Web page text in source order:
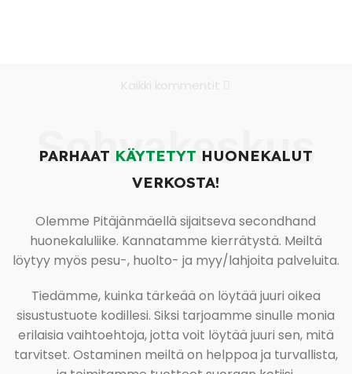
Sohvakeskus
PARHAAT KÄYTETYT HUONEKALUT
VERKOSTA!
Olemme Pitäjänmäellä sijaitseva secondhand
huonekaluliike. Kannatamme kierrätystä. Meiltä
löytyy myös pesu-, huolto- ja myy/lahjoita palveluita.
Tiedämme, kuinka tärkeää on löytää juuri oikea
sisustustuote kodillesi. Siksi tarjoamme sinulle monia
erilaisia vaihtoehtoja, jotta voit löytää juuri sen, mitä
tarvitset. Ostaminen meiltä on helppoa ja turvallista,